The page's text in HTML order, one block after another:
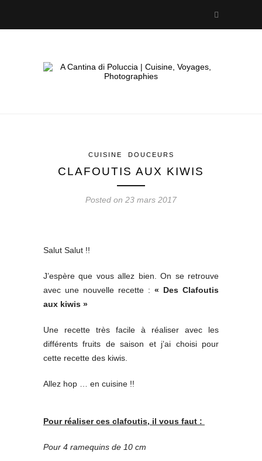
CUISINE DOUCEURS
CLAFOUTIS AUX KIWIS
Posted on 23 mars 2017
Salut Salut !!
J’espère que vous allez bien. On se retrouve
avec une nouvelle recette : « Des Clafoutis
aux kiwis »
Une recette très facile à réaliser avec les
différents fruits de saison et j’ai choisi pour
cette recette des kiwis.
Allez hop … en cuisine !!
Pour réaliser ces clafoutis, il vous faut :
Pour 4 ramequins de 10 cm